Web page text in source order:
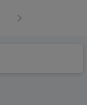
Następna strona